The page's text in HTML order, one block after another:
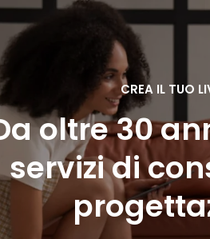
CREA IL TUO
oltre 30
servizi di